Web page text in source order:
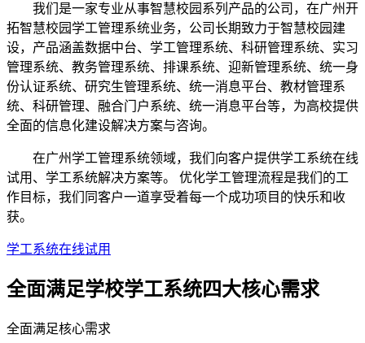
我们是一家专业从事智慧校园系列产品的公司，在广州开
拓智慧校园学工管理系统业务，公司长期致力于智慧校园建
设，产品涵盖数据中台、学工管理系统、科研管理系统、实习
管理系统、教务管理系统、排课系统、迎新管理系统、统一身
份认证系统、研究生管理系统、统一消息平台、教材管理系
统、科研管理、融合门户系统、统一消息平台等，为高校提供
全面的信息化建设解决方案与咨询。
在广州学工管理系统领域，我们向客户提供学工系统在线
试用、学工系统解决方案等。 优化学工管理流程是我们的工
作目标，我们同客户一道享受着每一个成功项目的快乐和收
获。
学工系统在线试用
全面满足学校学工系统四大核心需求
全面满足核心需求